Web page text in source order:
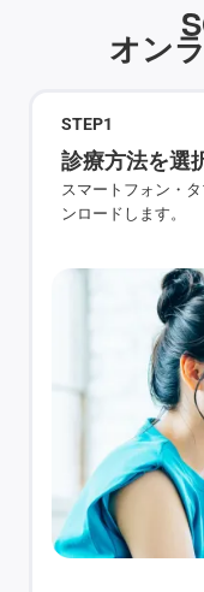
オン
STEP1
診療方法を選
スマートフォン・
ンロードします。